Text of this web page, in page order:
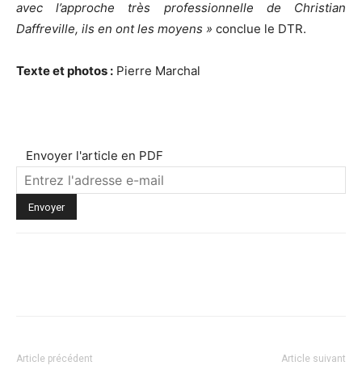
avec l’approche très professionnelle de Christian
Daffreville, ils en ont les moyens » conclue le DTR.
Texte et photos : Pierre Marchal
Envoyer l'article en PDF
Article précédent Article suivant